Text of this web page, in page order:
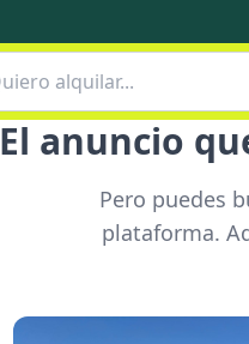
El anuncio
Pero puedes
plataforma.